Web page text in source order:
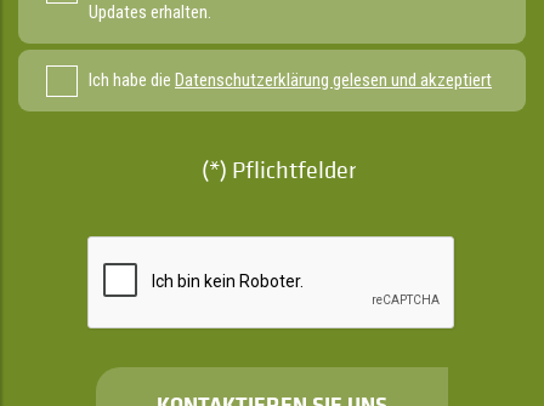
Updates erhalten.
Ich habe die Datenschutzerklärung gelesen und akzeptiert
(*) Pflichtfelder